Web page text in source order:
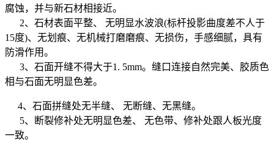
腐蚀，并与新石材相接近。
2、石材表面平整、 无明显水波浪(标杆投影曲度差不人于
15度)、无划痕、无机械打磨磨痕、无损伤，手感细腻，具有
防滑作用。
3、石面开缝不得大于1. 5mm。缝口连接自然完美、胶质色
相与石面无明显色差。
4、石面拼缝处无半缝、
无断缝、无黑缝。
5、断裂修补处无明显色差、
无色带、修补处跟人板光度
一致。